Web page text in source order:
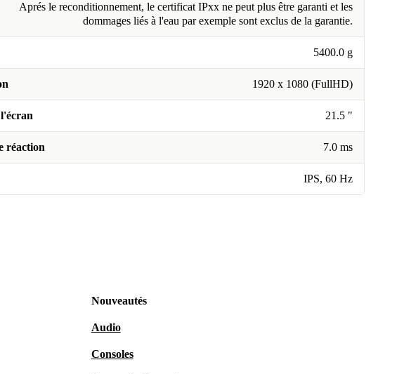
Aprés le reconditionnement, le certificat IPxx ne peut plus être garanti et les
dommages liés à l'eau par exemple sont exclus de la garantie.
5400.0 g
1920 x 1080 (FullHD)
21.5 "
réaction 7.0 ms
IPS, 60 Hz
Nouveautés
Audio
Consoles